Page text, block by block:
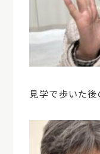
見学で歩いた